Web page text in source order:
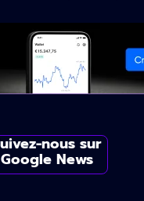
nous sur
Google News